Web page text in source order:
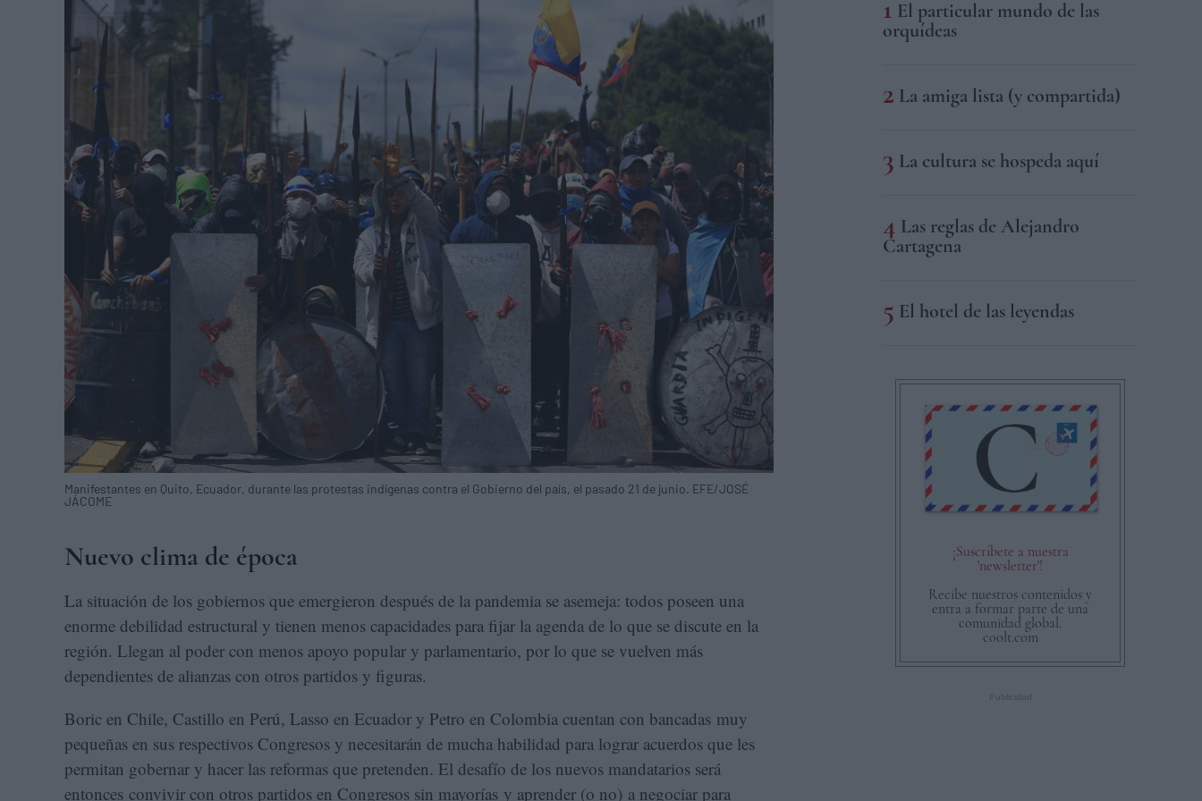
Manifestantes en Quito, Ecuador, durante las protestas indígenas contra el Gobierno del país, el pasado 21 de junio. EFE/JOSÉ
JÁCOME
Nuevo clima de época
La situación de los gobiernos que emergieron después de la pandemia se asemeja: todos poseen una
enorme debilidad estructural y tienen menos capacidades para fijar la agenda de lo que se discute en la
región. Llegan al poder con menos apoyo popular y parlamentario, por lo que se vuelven más
dependientes de alianzas con otros partidos y figuras.
Boric en Chile, Castillo en Perú, Lasso en Ecuador y Petro en Colombia cuentan con bancadas muy
pequeñas en sus respectivos Congresos y necesitarán de mucha habilidad para lograr acuerdos que les
permitan gobernar y hacer las reformas que pretenden. El desafío de los nuevos mandatarios será
entonces convivir con otros partidos en Congresos sin mayorías y aprender (o no) a negociar para
El particular mundo de las
orquídeas
La amiga lista (y compartida)
La cultura se hospeda aquí
Las reglas de Alejandro
Cartagena
El hotel de las leyendas
¡Suscríbete a nuestra
'newsletter'!
Recibe nuestros contenidos y
entra a formar parte de una
comunidad global.
coolt.com